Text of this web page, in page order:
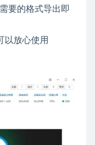
要的格式导出即
以放心使用